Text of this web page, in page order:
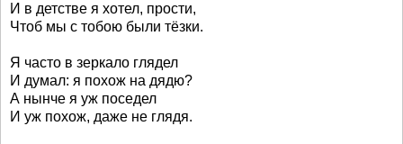
И в детстве я хотел, прости,
Чтоб мы с тобою были тёзки.
Я часто в зеркало глядел
И думал: я похож на дядю?
А нынче я уж поседел
И уж похож, даже не глядя.